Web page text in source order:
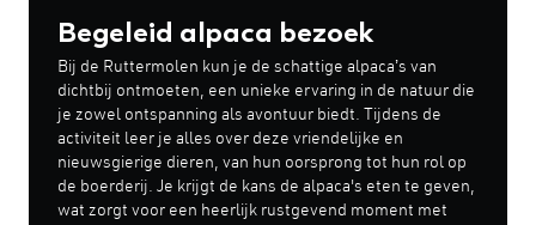
Begeleid alpaca bezoek
Bij de Ruttermolen kun je de schattige alpaca’s van
dichtbij ontmoeten, een unieke ervaring in de natuur die
je zowel ontspanning als avontuur biedt. Tijdens de
activiteit leer je alles over deze vriendelijke en
nieuwsgierige dieren, van hun oorsprong tot hun rol op
de boerderij. Je krijgt de kans de alpaca's eten te geven,
wat zorgt voor een heerlijk rustgevend moment met